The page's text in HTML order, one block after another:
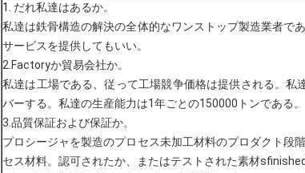
1. だれ私達はあるか。
私達は鉄骨構造の解決の全体的なワンストップ製造業者で
サービスを提供してもいい。
2.Factoryか貿易会社か。
私達は工場である、従って工場競争価格は提供される。私
バーする。私達の生産能力は1年ごとの150000トンである。
3.品質保証および保証か。
プロシージャを製造のプロセス未加工材料のプロダクト段
セス材料。認可されたか、またはテストされた素材